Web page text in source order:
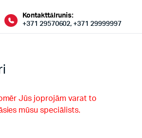
Kontakttālrunis:
+371 29570602, +371 29999997
Jūs joprojām varat to
mūsu speciālists.